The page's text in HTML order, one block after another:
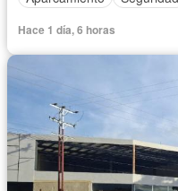
Hace 1 día, 6 horas